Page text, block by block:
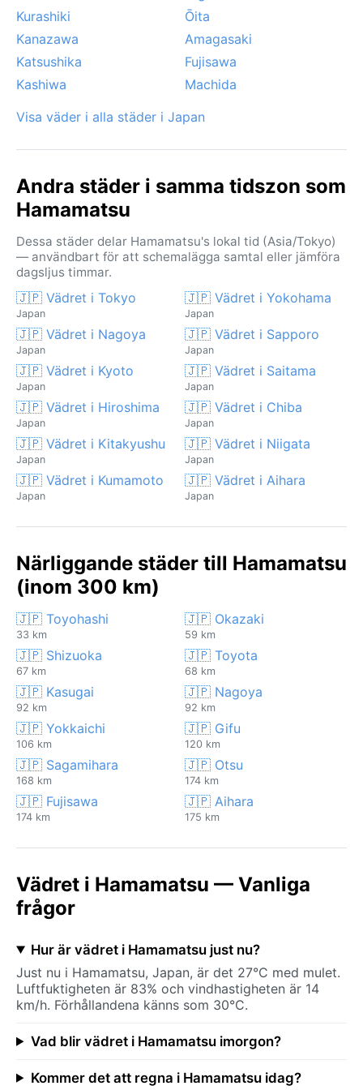
Kurashiki
Ōita
Kanazawa
Amagasaki
Katsushika
Fujisawa
Kashiwa
Machida
Visa väder i alla städer i Japan
Andra städer i samma tidszon som
Hamamatsu
Dessa städer delar Hamamatsu's lokal tid (Asia/Tokyo)
— användbart för att schemalägga samtal eller jämföra
dagsljus timmar.
🇯🇵 Vädret i Tokyo
Japan
🇯🇵 Vädret i Yokohama
Japan
🇯🇵 Vädret i Nagoya
Japan
🇯🇵 Vädret i Sapporo
Japan
🇯🇵 Vädret i Kyoto
Japan
🇯🇵 Vädret i Saitama
Japan
🇯🇵 Vädret i Hiroshima
Japan
🇯🇵 Vädret i Chiba
Japan
🇯🇵 Vädret i Kitakyushu
Japan
🇯🇵 Vädret i Niigata
Japan
🇯🇵 Vädret i Kumamoto
Japan
🇯🇵 Vädret i Aihara
Japan
Närliggande städer till Hamamatsu
(inom 300 km)
🇯🇵 Toyohashi
33 km
🇯🇵 Okazaki
59 km
🇯🇵 Shizuoka
67 km
🇯🇵 Toyota
68 km
🇯🇵 Kasugai
92 km
🇯🇵 Nagoya
92 km
🇯🇵 Yokkaichi
106 km
🇯🇵 Gifu
120 km
🇯🇵 Sagamihara
168 km
🇯🇵 Otsu
174 km
🇯🇵 Fujisawa
174 km
🇯🇵 Aihara
175 km
Vädret i Hamamatsu — Vanliga
frågor
Hur är vädret i Hamamatsu just nu?
Just nu i Hamamatsu, Japan, är det 27°C med mulet.
Luftfuktigheten är 83% och vindhastigheten är 14
km/h. Förhållandena känns som 30°C.
Vad blir vädret i Hamamatsu imorgon?
Kommer det att regna i Hamamatsu idag?